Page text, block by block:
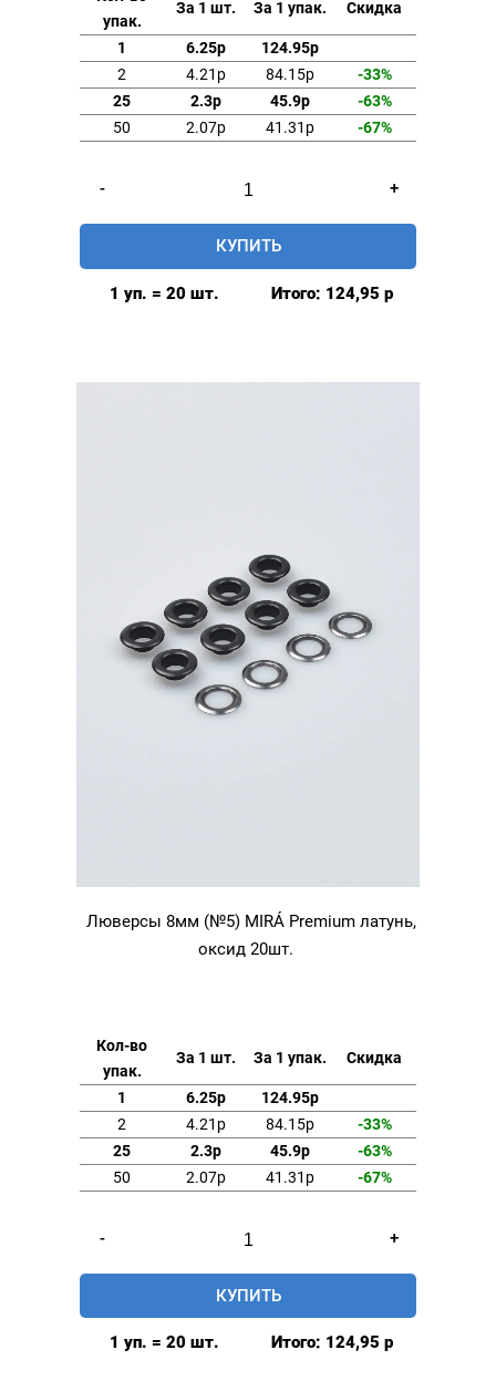
упак.
За 1 шт. За 1 упак. Скидка
1 6.25р
124.95р
2
4.21р 84.15р
-33%
25
2.3р 45.9р
-63%
50
2.07р 41.31р -67%
-
товара
Люверсы
8мм
антик
+
КУПИТЬ
1 уп. = 20 шт. Итого: 124,95 р
Люверсы 8мм (№5) MIRÁ Premium латунь,
оксид 20шт.
Кол-во
упак.
За 1 шт. За 1 упак. Скидка
1 6.25р
124.95р
2
4.21р 84.15р
-33%
25
2.3р 45.9р
-63%
50
2.07р 41.31р -67%
-
товара
Люверсы
8мм
+
КУПИТЬ
1 уп. = 20 шт. Итого: 124,95 р